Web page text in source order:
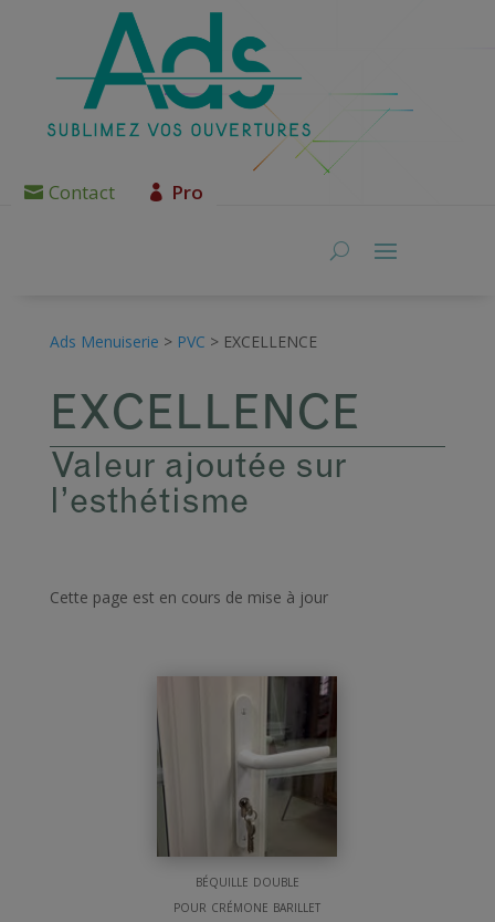
Contact Pro
Ads Menuiserie > PVC > EXCELLENCE
EXCELLENCE
Valeur ajoutée sur
l’esthétisme
Cette page est en cours de mise à jour
béquille double
pour crémone barillet